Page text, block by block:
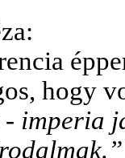
hogy
imperia